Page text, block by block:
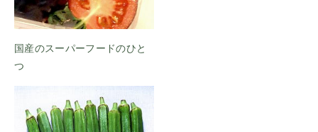
国産のスーパーフードのひと
つ